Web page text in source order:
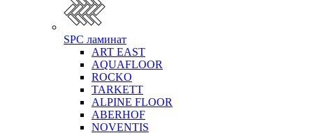
SPC ламинат
ART EAST
AQUAFLOOR
ROCKO
TARKETT
ALPINE FLOOR
ABERHOF
NOVENTIS